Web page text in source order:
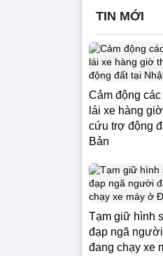
TIN MỚI
Cảm động
lái xe hàng
cứu trợ động
Bản
Tạm giữ hình
đạp ngã
đang chạy xe